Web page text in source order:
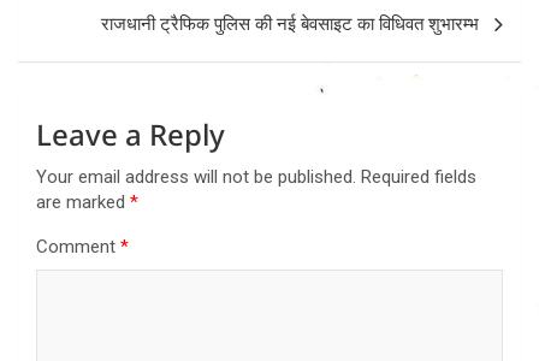
राजधानी ट्रैफिक पुलिस की नई बेवसाइट का विधिवत शुभारम्भ
Leave a Reply
Your email address will not be published. Required fields
are marked *
Comment *